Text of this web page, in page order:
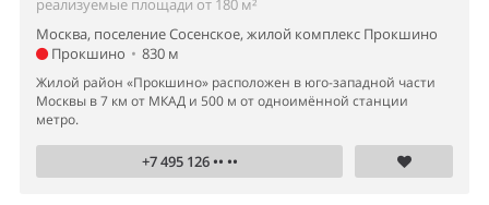
реализуемые площади от 180 м²
Москва, поселение Сосенское, жилой комплекс Прокшино
Прокшино • 830 м
Жилой район «Прокшино» расположен в юго-западной части
Москвы в 7 км от МКАД и 500 м от одноимённой станции
метро.
+7 495 126 •• ••